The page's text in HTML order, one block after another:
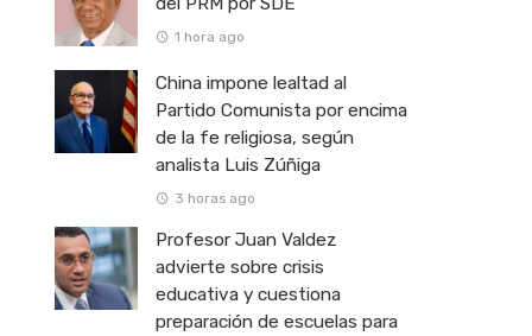
1 hora ago
China impone lealtad al
Partido Comunista por encima
de la fe religiosa, según
analista Luis Zúñiga
3 horas ago
Profesor Juan Valdez
advierte sobre crisis
educativa y cuestiona
preparación de escuelas para